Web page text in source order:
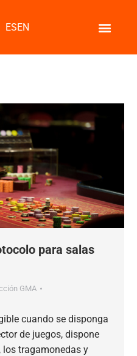
ESEN
para salas
GMA
cuando se disponga
de juegos, dispone
los tragamonedas y